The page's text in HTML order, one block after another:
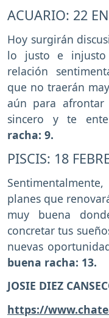
ACUARIO: 22
Hoy surgirán
lo justo e injusto
relación
que no traerán
aún para afrontar
sincero y te
racha: 9.
PISCIS: 18
planes que
muy buena
concretar tus
nuevas
buena racha: 13.
JOSIE DIEZ
https://